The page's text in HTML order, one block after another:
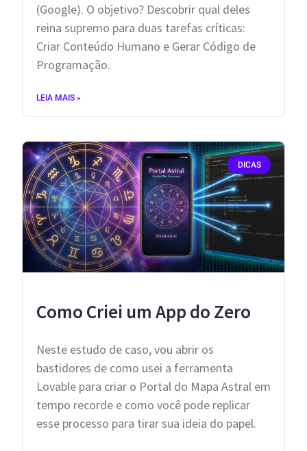
(Google). O objetivo? Descobrir qual deles
reina supremo para duas tarefas críticas:
Criar Conteúdo Humano e Gerar Código de
Programação.
LEIA MAIS »
DICAS
Como Criei um App do Zero
​Neste estudo de caso, vou abrir os
bastidores de como usei a ferramenta
Lovable para criar o Portal do Mapa Astral em
tempo recorde e como você pode replicar
esse processo para tirar sua ideia do papel.